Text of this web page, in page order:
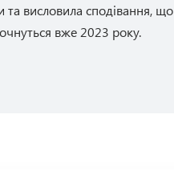
висловила сподівання, що
вже 2023 року.